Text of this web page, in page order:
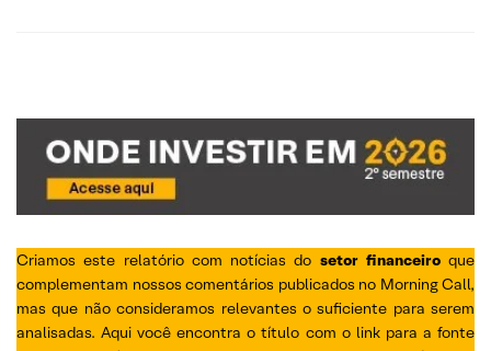
Criamos este relatório com notícias do setor financeiroque
complementam nossos comentários publicados no Morning Call,
mas que não consideramos relevantes o suficiente para serem
analisadas. Aqui você encontra o título com o link para a fonte